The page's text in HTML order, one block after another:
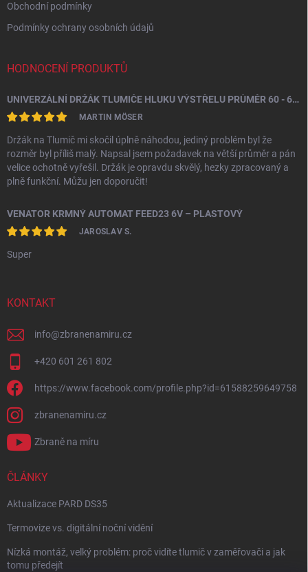
Obchodní podmínky
Podmínky ochrany osobních údajů
HODNOCENÍ PRODUKTŮ
UNIVERZÁLNÍ DRŽÁK TLUMIČE HLUKU VÝSTŘELU PRŮMĚR 60 - 64,5 MM
MARTIN MÖSER
Držák na Tlumič mi skočil úplně náhodou, jediný problém byl že
rozměr byl příliš malý. Napsal jsem požadavek na větší průměr a pán
velice ochotně vyřešil. Držák je opravdu skvělý, hezky zpracovaný a
plně funkční. Můžu jen doporučit!
VENATOR KRMNÝ AUTOMAT FEED23 6V – PLASTOVÝ
JAROSLAV S.
Super
KONTAKT
info@zbranenamiru.cz
+420 601 261 802
https://www.facebook.com/profile.php?id=61588259649758
zbranenamiru.cz
Zbraně na míru
ČLÁNKY
Aktualizace PARD DS35
Termovize vs. digitální noční vidění
Nízká montáž, velký problém: proč vidíte tlumič v zaměřovači a jak
tomu předejít